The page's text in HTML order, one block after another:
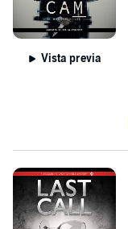
Vista previa